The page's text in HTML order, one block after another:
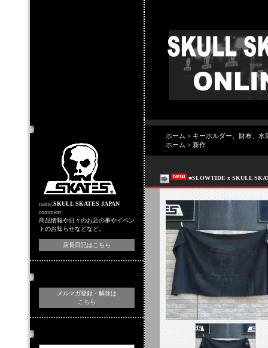
name:SKULL SKATES JAPAN
comment:
商品情報や日々のお店の事やイベン
トのお知らせなどなど。
店長日記はこちら
メルマガ登録・解除は
こちら
ホーム > キーホルダー、財布、
ホーム > 新作
■SLOWTIDE x SKULL